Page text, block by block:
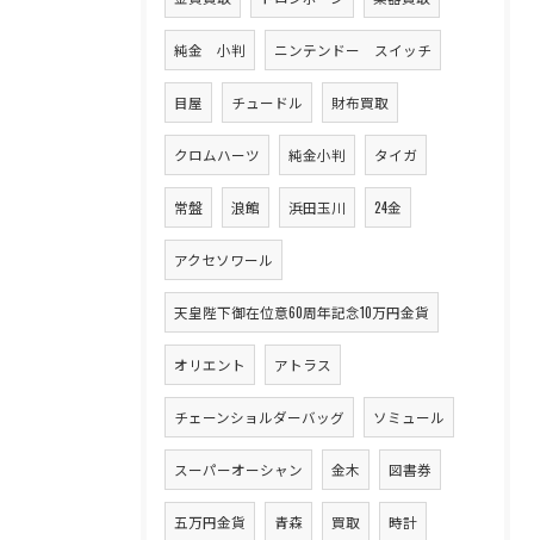
純金 小判 ニンテンドー スイッチ
目屋 チュードル 財布買取
クロムハーツ 純金小判 タイガ
常盤 浪館 浜田玉川 24金
アクセソワール
天皇陛下御在位意60周年記念10万円金貨
オリエント アトラス
チェーンショルダーバッグ ソミュール
スーパーオーシャン 金木 図書券
五万円金貨 青森 買取 時計